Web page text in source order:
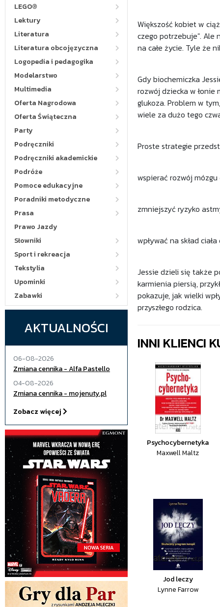
LEGO®
Lektury
Literatura
Literatura obcojęzyczna
Logopedia i pedagogika
Modelarstwo
Multimedia
Oferta Nagrodowa
Oferta Świąteczna
Party
Podręczniki
Podręczniki akademickie
Podróże
Pomoce edukacyjne
Poradniki metodyczne
Prasa
Prawo Jazdy
Słowniki
Sport i rekreacja
Tekstylia
Upominki
Zabawki
AKTUALNOŚCI
06-08-2026
Zmiana cennika - Alfa Pastello
04-08-2026
Zmiana cennika - mojenuty.pl
Zobacz więcej
Większość kobiet w
czego potrzebuje". Ale
na całe życie. Tyle że
Gdy biochemiczka
rozwój dziecka w łonie
glukoza. Problem w
wiele za dużo tego
Proste strategie
wspierać rozwój
zmniejszyć ryzyko
wpływać na skład
Jessie dzieli się także
karmienia piersią,
pokazuje, jak wielki
przyszłego rodzica.
INNI KLIENCI
Psychocybernetyka
Maxwell Maltz
Jod leczy
Lynne Farrow